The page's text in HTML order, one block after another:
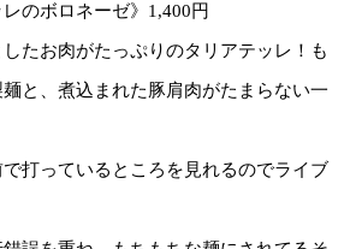
レのボロネーゼ》1,400円
たお肉がたっぷりのタリアテッレ！も
と、煮込まれた豚肩肉がたまらない一
打っているところを見れるのでライブ